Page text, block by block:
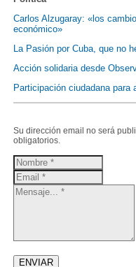
Carlos Alzugaray: «los
económico»
La Pasión por Cuba, que no
Acción solidaria desde
Participación ciudadana para
Su dirección email no será
obligatorios.